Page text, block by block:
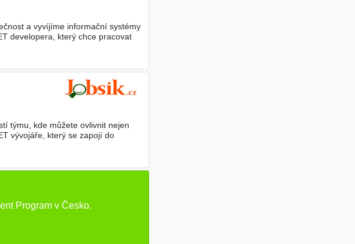
a vyvíjíme informační systémy
developera, který chce pracovat
týmu, kde můžete ovlivnit nejen
vývojáře, který se zapojí do
Program v Česko.